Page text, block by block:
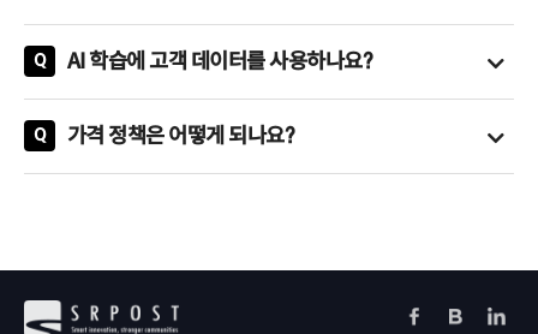
자동으로 생성하고 원인 분석 및 개선 방향을 제시합니다.
0.88) 탐지하고, 미래 민원 발생을 예측하여 선제적 대응을 가능
- AI 리포트 자동 생성: 이슈 리포트, 인사이트 리포트 등 AI 기반
의 정교한 보고서를 자동으로 생성합니다.
- 실시간 대시보드 및 KPI 모니터링: VOC 현황, 트렌드, 동적
- 통계 보고서 자동 생성: 원하는 통계 및 보고서 출력을 위해 프
- 개선 활동 영향도 분석: 특정 개선 활동이 문제점 감소에 미친
- Anthropic : Claude 3.5 Sonnet, Haiku 등
- Google : Gemini
- 오픈소스 : Llama, Mistral 등
- 국내 LLM : 엑사원, HyperCLOVA X 등
- 법제도 해석 : 면밀한 법제도 해석이 요구되는 VOC에 대해서도
판별하고 법리적인 해석을 지원합니다.
- 감정 분석 : 고객의 감정 상태를 정확히 파악하여 민원의 우선순
위를 지능적으로 조정합니다.
- 의도 파악: 직접적인 표현이 아닌 암시적인 요구사항까지도 인
상담원에게 즉각적인 지원을 제공합니다.
- 상담원 도구: 실시간으로 답변을 추천하고 가이드를 제공하여
- 녹취 시스템: 음성 데이터를 텍스트로 변환한 후 정밀하게 분석
합니다.
- VOC/ITSM/금융소비자 시스템: 현업의 심층 검토가 필요한 사
훈련시켜 도메인 특화된 복잡한 질문까지 처리할 수 있도록 최적
화됩니다.
- 의료, 법률, 금융, 기술 등 각 분야의 전문 용어 사전을 구축하여
- 피드백 학습 : 담당자의 수정 사항을 반영하여 AI 모델의 정확도
를 지속적으로 향상시킵니다.
Q AI 학습에 고객 데이터를 사용하나요?
명확하게 말씀드리자면, 저희는 고객님의 소중한 회사 데이터를
AI 모델 학습에 절대 사용하지 않습니다.
이는 다음과 같은 핵심 원칙을 통해 철저하게 보장됩니다.
고객 개별 데이터를 활용하여 학습되지 않습니다.
서만 처리되며, 모델 자체를 훈련하거나 개선하는 용도로는 사용
Q 가격 정책은 어떻게 되나요?
부과됩니다.